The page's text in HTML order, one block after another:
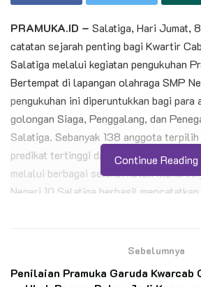
PRAMUKA.ID – Salatiga, Hari Jumat,
catatan sejarah penting bagi Kwartir
Salatiga melalui kegiatan pengukuhan
Bertempat di lapangan olahraga SMP
pengukuhan ini diperuntukkan bagi para
golongan Siaga, Penggalang, dan
Salatiga. Sebanyak 138 anggota terpilih
predikat tertinggi dalam gerakan
melalui berbagai seleksi ketat.
Negeri 10 Salatiga berhasil
mengintegrasikan pendidikan karakter
menunjukkan bahwa semangat
Continue Reading
Sebelumnya
Penilaian Pramuka Garuda Kwarcab